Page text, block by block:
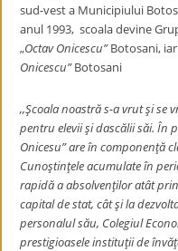
sud-vest a Municipiului
anul 1993, scoala devine
„Octav Onicescu”Botosani, iar
Onicescu”Botosani
,,Şcoala noastrăs-a vrut şi se
pentru elevii şi dascălii săi. În
Onicesu” are în componenţă
Cunoştinţele acumulate în
rapidă a absolvenţilor atât
capital de stat, cât şi la
personalul său, Colegiul
prestigioasele instituţii de